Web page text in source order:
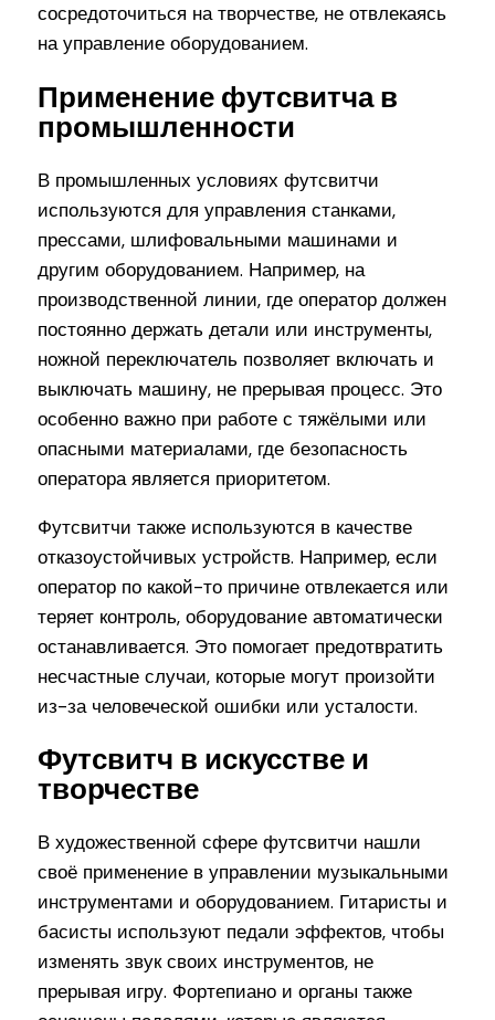
сосредоточиться на творчестве, не отвлекаясь
на управление оборудованием.
Применение футсвитча в
промышленности
В промышленных условиях футсвитчи
используются для управления станками,
прессами, шлифовальными машинами и
другим оборудованием. Например, на
производственной линии, где оператор должен
постоянно держать детали или инструменты,
ножной переключатель позволяет включать и
выключать машину, не прерывая процесс. Это
особенно важно при работе с тяжёлыми или
опасными материалами, где безопасность
оператора является приоритетом.
Футсвитчи также используются в качестве
отказоустойчивых устройств. Например, если
оператор по какой-то причине отвлекается или
теряет контроль, оборудование автоматически
останавливается. Это помогает предотвратить
несчастные случаи, которые могут произойти
из-за человеческой ошибки или усталости.
Футсвитч в искусстве и
творчестве
В художественной сфере футсвитчи нашли
своё применение в управлении музыкальными
инструментами и оборудованием. Гитаристы и
басисты используют педали эффектов, чтобы
изменять звук своих инструментов, не
прерывая игру. Фортепиано и органы также